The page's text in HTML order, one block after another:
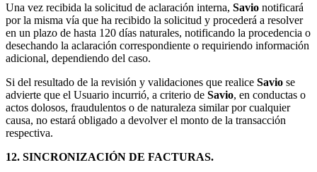
Una vez recibida la solicitud de aclaración interna, Savio notificará
por la misma vía que ha recibido la solicitud y procederá a resolver
en un plazo de hasta 120 días naturales, notificando la procedencia o
desechando la aclaración correspondiente o requiriendo información
adicional, dependiendo del caso.
Si del resultado de la revisión y validaciones que realice Savio se
advierte que el Usuario incurrió, a criterio de Savio, en conductas o
actos dolosos, fraudulentos o de naturaleza similar por cualquier
causa, no estará obligado a devolver el monto de la transacción
respectiva.
12. SINCRONIZACIÓN DE FACTURAS.